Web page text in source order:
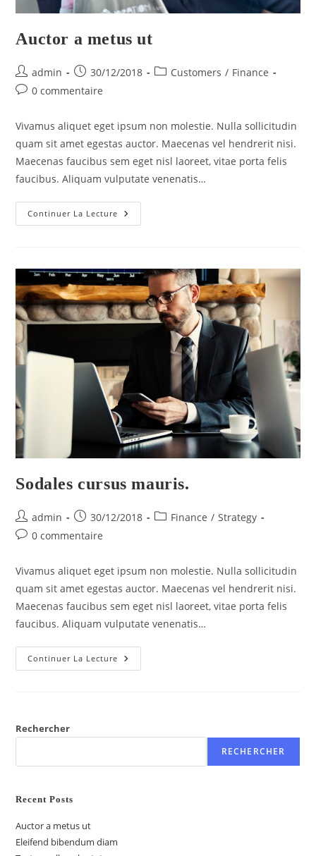
Auctor a metus ut
admin 30/12/2018 Customers / Finance
0 commentaire
Vivamus aliquet eget ipsum non molestie. Nulla sollicitudin
quam sit amet egestas auctor. Maecenas vel hendrerit nisi.
Maecenas faucibus sem eget nisl laoreet, vitae porta felis
faucibus. Aliquam vulputate venenatis…
Continuer La Lecture
Sodales cursus mauris.
admin 30/12/2018 Finance / Strategy
0 commentaire
Vivamus aliquet eget ipsum non molestie. Nulla sollicitudin
quam sit amet egestas auctor. Maecenas vel hendrerit nisi.
Maecenas faucibus sem eget nisl laoreet, vitae porta felis
faucibus. Aliquam vulputate venenatis…
Continuer La Lecture
Rechercher
RECHERCHER
Recent Posts
Auctor a metus ut
Eleifend bibendum diam